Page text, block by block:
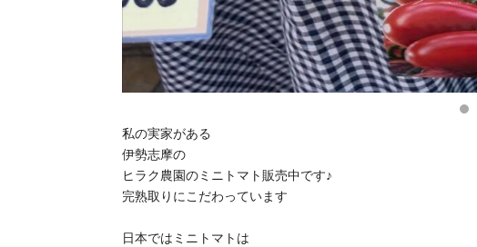
私の実家がある
伊勢志摩の
ヒラク農園のミニトマト販売中です♪
完熟取りにこだわっています
日本ではミニトマトは